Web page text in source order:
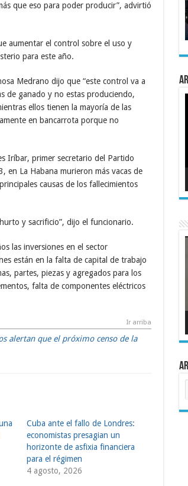
que eso para poder producir”, advirtió
aumentar el control sobre el uso y
para este año.
Medrano dijo que “este control va a
de ganado y no estas produciendo,
ellos tienen la mayoría de las
en bancarrota porque no
Iríbar, primer secretario del Partido
en La Habana murieron más vacas de
causas de los fallecimientos
y sacrificio”, dijo el funcionario.
las inversiones en el sector
están en la falta de capital de trabajo
partes, piezas y agregados para los
falta de componentes eléctricos
Ir arriba
alertan que el próximo censo de la
Cuba ante el fallo de Londres:
economistas presagian un
horizonte de asfixia financiera
para el régimen
4 agosto, 2026